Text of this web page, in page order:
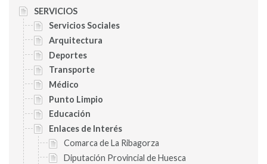
SERVICIOS
Servicios Sociales
Arquitectura
Deportes
Transporte
Médico
Punto Limpio
Educación
Enlaces de Interés
Comarca de La Ribagorza
Diputación Provincial de Huesca